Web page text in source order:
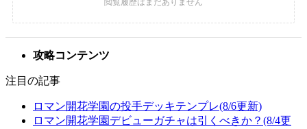
攻略コンテンツ
注目の記事
ロマン開花学園の投手デッキテンプレ(8/6更新)
ロマン開花学園デビューガチャは引くべきか？(8/4更